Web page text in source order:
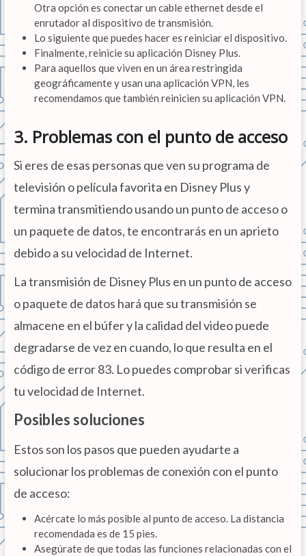
Otra opción es conectar un cable ethernet desde el
enrutador al dispositivo de transmisión.
Lo siguiente que puedes hacer es reiniciar el dispositivo.
Finalmente, reinicie su aplicación Disney Plus.
Para aquellos que viven en un área restringida
geográficamente y usan una aplicación VPN, les
recomendamos que también reinicien su aplicación VPN.
3. Problemas con el punto de acceso
Si eres de esas personas que ven su programa de
televisión o película favorita en Disney Plus y
termina transmitiendo usando un punto de acceso o
un paquete de datos, te encontrarás en un aprieto
debido a su velocidad de Internet.
La transmisión de Disney Plus en un punto de acceso
o paquete de datos hará que su transmisión se
almacene en el búfer y la calidad del video puede
degradarse de vez en cuando, lo que resulta en el
código de error 83. Lo puedes comprobar si verificas
tu velocidad de Internet.
Posibles soluciones
Estos son los pasos que pueden ayudarte a
solucionar los problemas de conexión con el punto
de acceso:
Acércate lo más posible al punto de acceso. La distancia
recomendada es de 15 pies.
Asegúrate de que todas las funciones relacionadas con el